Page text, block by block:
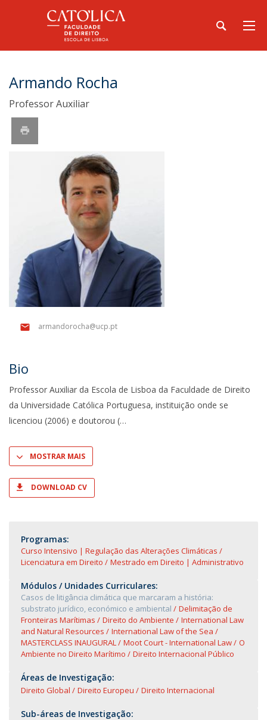
Armando Rocha
Professor Auxiliar
armandorocha@ucp.pt
Bio
Professor Auxiliar da Escola de Lisboa da Faculdade de Direito
da Universidade Católica Portuguesa, instituição onde se
licenciou (2006) e doutorou (
MOSTRAR MAIS
DOWNLOAD CV
Programas:
Curso Intensivo | Regulação das Alterações Climáticas
Licenciatura em Direito
Mestrado em Direito | Administrativo
Módulos / Unidades Curriculares:
Casos de litigância climática que marcaram a história:
substrato jurídico, económico e ambiental
Delimitação de
Fronteiras Marítimas
Direito do Ambiente
International Law
and Natural Resources
International Law of the Sea
MASTERCLASS INAUGURAL
Moot Court - International Law
O
Ambiente no Direito Marítimo
Direito Internacional Público
Áreas de Investigação:
Direito Global Direito Europeu Direito Internacional
Sub-áreas de Investigação: